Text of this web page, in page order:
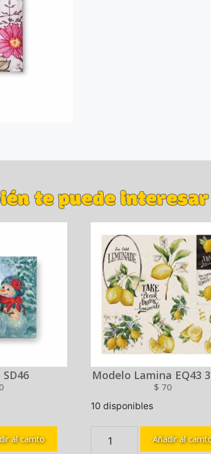
te puede interesar
al carrito
Modelo Lamina EQ43
$ 70
10 disponibles
Añadir al